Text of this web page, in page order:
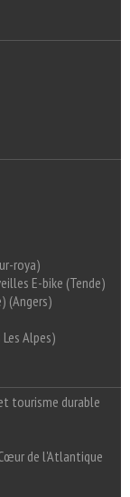
roya)
E-bike (Tende)
(Angers)
Alpes)
tourisme durable
de l'Atlantique